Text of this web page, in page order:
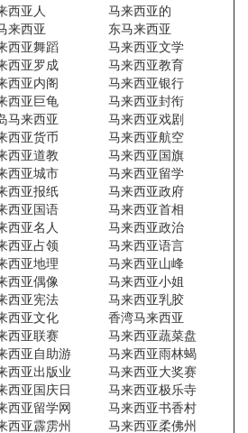
西亚人
马来西亚的
来西亚
东马来西亚
西亚舞蹈
马来西亚文学
西亚罗成
马来西亚教育
西亚内阁
马来西亚银行
西亚巨龟
马来西亚封衔
马来西亚
马来西亚戏剧
西亚货币
马来西亚航空
西亚道教
马来西亚国旗
西亚城市
马来西亚留学
西亚报纸
马来西亚政府
西亚国语
马来西亚首相
西亚名人
马来西亚政治
西亚占领
马来西亚语言
西亚地理
马来西亚山峰
西亚偶像
马来西亚小姐
西亚宪法
马来西亚乳胶
西亚文化
香湾马来西亚
西亚联赛
马来西亚蔬菜盘
西亚自助游
马来西亚雨林蝎
西亚出版业
马来西亚大奖赛
西亚国庆日
马来西亚极乐寺
西亚留学网
马来西亚书香村
西亚霹雳州
马来西亚柔佛州